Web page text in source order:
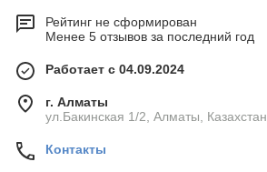
Рейтинг не сформирован
Менее 5 отзывов за последний год
Работает с 04.09.2024
г. Алматы
ул.Бакинская 1/2, Алматы, Казахстан
Контакты